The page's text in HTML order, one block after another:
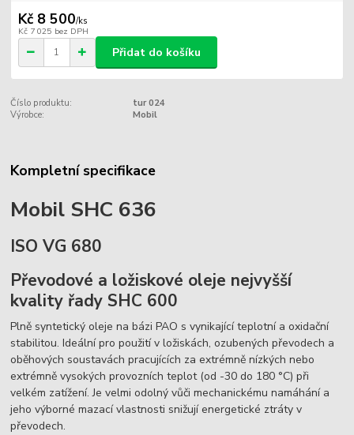
Kč 8 500/ks
Kč 7 025 bez DPH
Přidat do košíku
Číslo produktu:
tur 024
Výrobce:
Mobil
Kompletní specifikace
Mobil SHC 636
ISO VG 680
Převodové a ložiskové oleje nejvyšší
kvality řady SHC 600
Plně syntetický oleje na bázi PAO s vynikající teplotní a oxidační
stabilitou. Ideální pro použití v ložiskách, ozubených převodech a
oběhových soustavách pracujících za extrémně nízkých nebo
extrémně vysokých provozních teplot (od -30 do 180 °C) při
velkém zatížení. Je velmi odolný vůči mechanickému namáhání a
jeho výborné mazací vlastnosti snižují energetické ztráty v
převodech.